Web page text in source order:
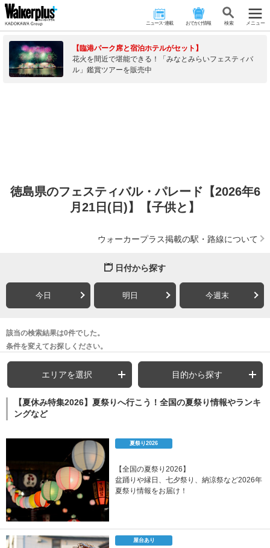
ニュース･連載 おでかけ情報 検 索 メニュー
【臨港パーク席と宿泊ホテルがセット】
花火を間近で堪能できる！「みなとみらいフェスティバ
ル」鑑賞ツアーを販売中
徳島県のフェスティバル・パレード【2026年6
月21日(日)】【子供と】
ウォーカープラス掲載の駅・路線について
日付から探す
今日 明日 今週末
該当の検索結果は0件でした。
条件を変えてお探しください。
エリアを選択 目的から探す
【夏休み特集2026】夏祭りへ行こう！全国の夏祭り情報やランキ
ングなど
夏祭り2026
【全国の夏祭り2026】
盆踊りや縁日、七夕祭り、納涼祭など2026年
夏祭り情報をお届け！
屋台あり